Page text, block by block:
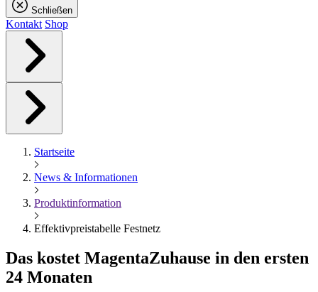
Schließen
Kontakt Shop
Startseite
News & Informationen
Produktinformation
Effektivpreistabelle Festnetz
Das kostet MagentaZuhause in den ersten
24 Monaten